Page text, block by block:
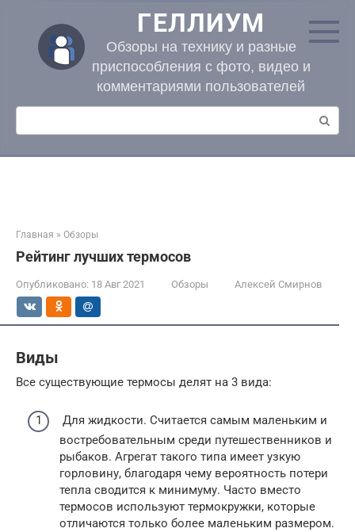
контенту
ГЕЛЛИУМ
Обзоры на технику и разные
приспособления с фото, видео и
комментариями пользователей
Поиск:
Главная » Обзоры
Рейтинг лучших термосов
Опубликовано: 18 Авг 2021 Обзоры Алексей Смирнов
Виды
Все существующие термосы делят на 3 вида:
Для жидкости. Считается самым маленьким и
востребовательным среди путешественников и
рыбаков. Агрегат такого типа имеет узкую
горловину, благодаря чему вероятность потери
тепла сводится к минимуму. Часто вместо
термосов используют термокружки, которые
отличаются только более маленьким размером.